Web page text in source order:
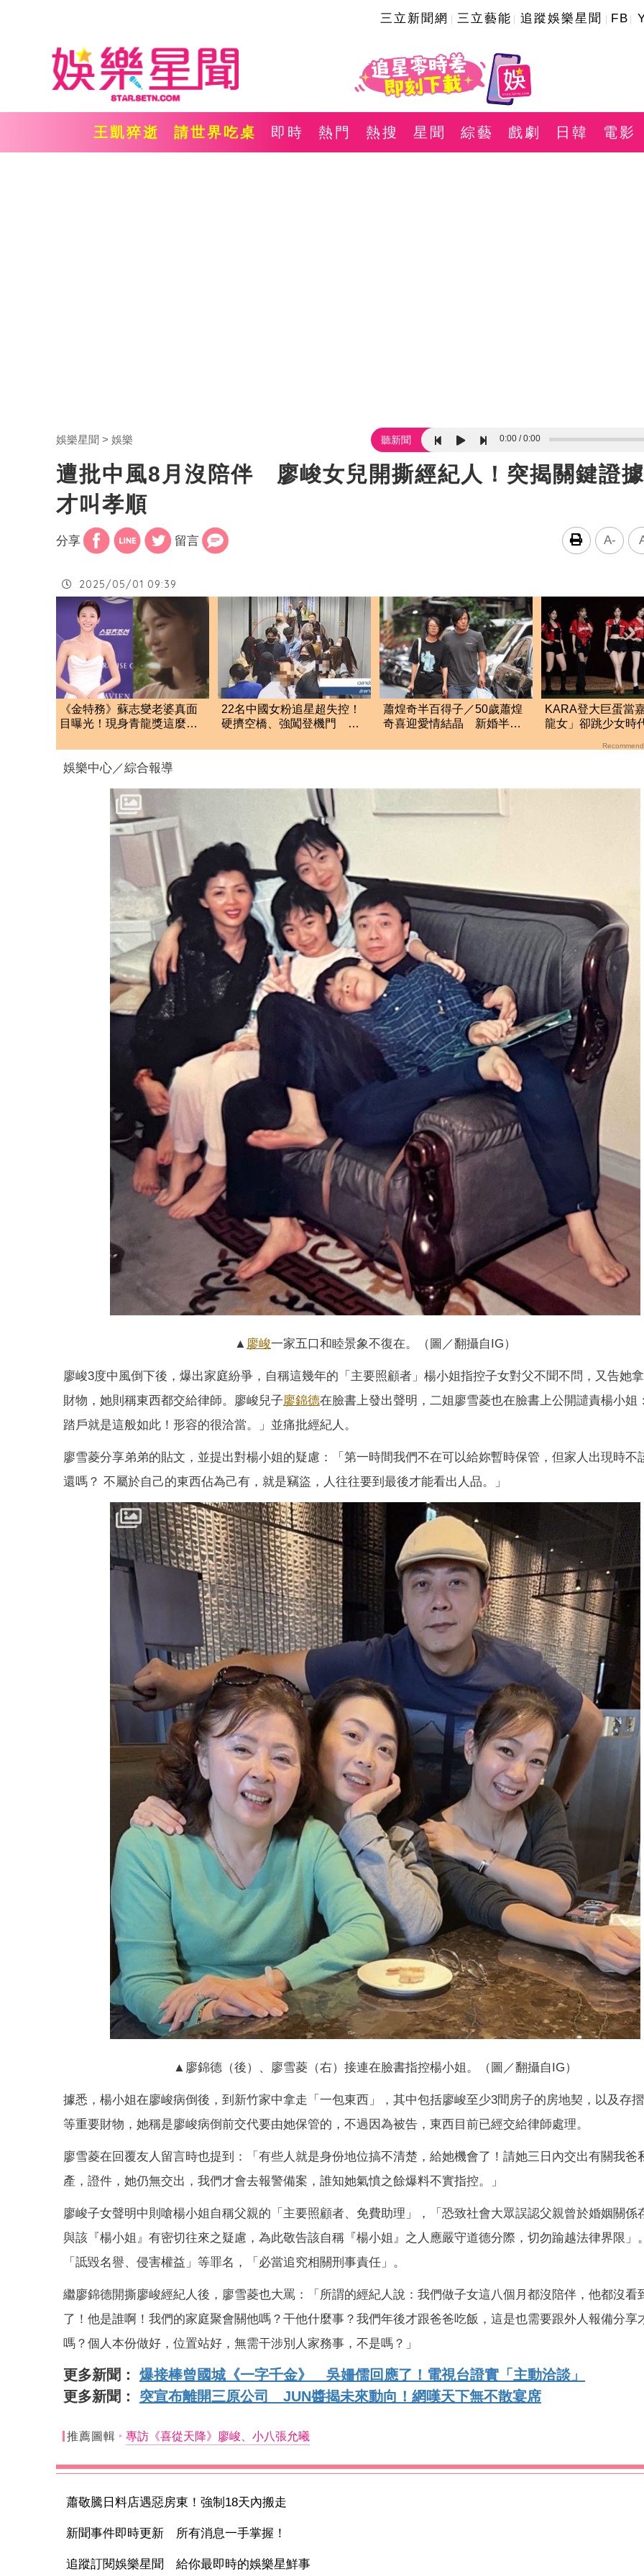
三立新聞網 三立藝能 追蹤娛樂星聞 FB
王凱猝逝 請世界吃桌 即時 熱門 熱搜 星聞 綜藝 戲劇 日韓 電影
娛樂星聞 娛樂 聽新聞 0:00 0:00
遭批中風8月沒陪伴 廖峻女兒開撕經紀人！突揭關鍵證
才叫孝順
分享 留言 A-
2025/05/01 09:39
《金特務》蘇志燮老婆真面
目曝光！現身青龍獎這麼
22名中國女粉追星超失控！
硬擠空橋、強闖登機門 泰
蕭煌奇半百得子／50歲蕭煌
奇喜迎愛情結晶 新婚半年
KARA登大巨蛋當
龍女」卻跳少女時
娛樂中心／綜合報導
▲ 廖峻一家五口和睦景象不復在。（圖／翻攝自IG）
廖峻3度中風倒下後，爆出家庭紛爭，自稱這幾年的「主要照顧者」楊小姐指控子女對父不聞不問，又告她
財物，她則稱東西都交給律師。廖峻兒子廖錦德在臉書上發出聲明，二姐廖雪菱也在臉書上公開譴責楊小姐
踏戶就是這般如此！形容的很洽當。」並痛批經紀人。
廖雪菱分享弟弟的貼文，並提出對楊小姐的疑慮：「第一時間我們不在可以給妳暫時保管，但家人出現時不
還嗎？ 不屬於自己的東西佔為己有，就是竊盜，人往往要到最後才能看出人品。」
▲廖錦德（後）、廖雪菱（右）接連在臉書指控楊小姐。（圖／翻攝自IG）
據悉，楊小姐在廖峻病倒後，到新竹家中拿走「一包東西」，其中包括廖峻至少3間房子的房地契，以及存
等重要財物，她稱是廖峻病倒前交代要由她保管的，不過因為被告，東西目前已經交給律師處理。
廖雪菱在回覆友人留言時也提到：「有些人就是身份地位搞不清楚，給她機會了！請她三日內交出有關我爸
產，證件，她仍無交出，我們才會去報警備案，誰知她氣憤之餘爆料不實指控。」
廖峻子女聲明中則嗆楊小姐自稱父親的「主要照顧者、免費助理」，「恐致社會大眾誤認父親曾於婚姻關係
與該『楊小姐』有密切往來之疑慮，為此敬告該自稱『楊小姐』之人應嚴守道德分際，切勿踰越法律界限」
「詆毀名譽、侵害權益」等罪名，「必當追究相關刑事責任」。
繼廖錦德開撕廖峻經紀人後，廖雪菱也大罵：「所謂的經紀人說：我們做子女這八個月都沒陪伴，他都沒看
了！他是誰啊！我們的家庭聚會關他嗎？干他什麼事？我們年後才跟爸爸吃飯，這是也需要跟外人報備分享
嗎？個人本份做好，位置站好，無需干涉別人家務事，不是嗎？」
更多新聞： 爆接棒曾國城《一字千金》 吳姍儒回應了！電視台證實「主動洽談」
更多新聞： 突宣布離開三原公司 JUN醬揭未來動向！網嘆天下無不散宴席
推薦圖輯 專訪《喜從天降》廖峻、小八張允曦
蕭敬騰日料店遇惡房東！強制18天內搬走
新聞事件即時更新 所有消息一手掌握！
追蹤訂閱娛樂星聞 給你最即時的娛樂星鮮事